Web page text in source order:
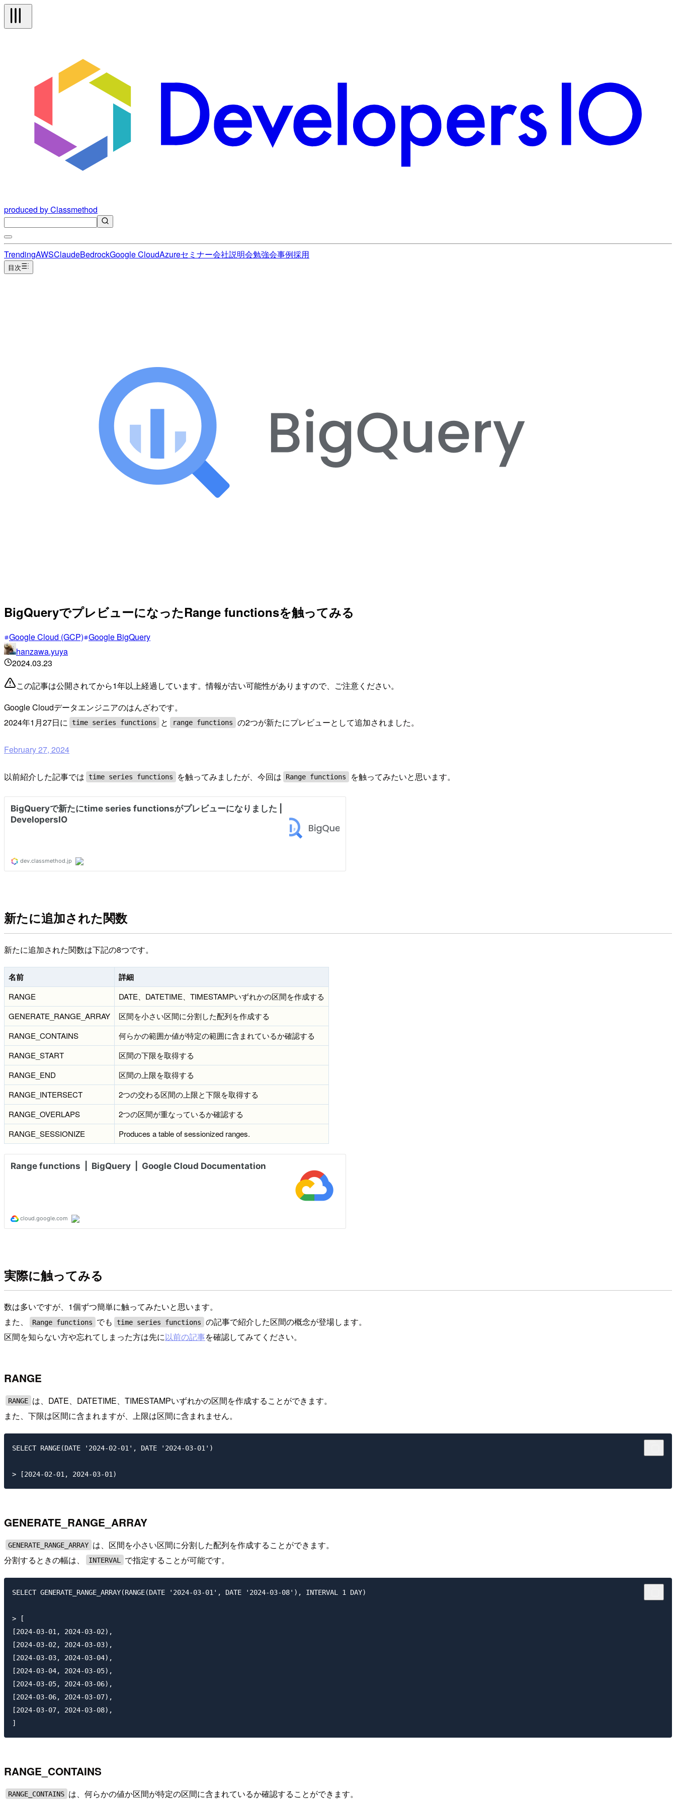
produced by Classmethod
TrendingAWSClaudeBedrockGoogle CloudAzureセミナー会社説明会勉強会事例採用
目次
BigQueryでプレビューになったRange functionsを触ってみる
Google Cloud (GCP) Google BigQuery
hanzawa.yuya
2024.03.23
この記事は公開されてから1年以上経過しています。情報が古い可能性がありますので、ご注意ください。
Google Cloudデータエンジニアのはんざわです。
2024年1月27日に time series functions と range functions の2つが新たにプレビューとして追加されました。
February 27, 2024
以前紹介した記事では time series functions を触ってみましたが、今回は Range functions を触ってみたいと思います。
新たに追加された関数
新たに追加された関数は下記の8つです。
名前 詳細
RANGE
DATE、DATETIME、TIMESTAMPいずれかの区間を作成する
GENERATE_RANGE_ARRAY
区間を小さい区間に分割した配列を作成する
RANGE_CONTAINS
何らかの範囲か値が特定の範囲に含まれているか確認する
RANGE_START
区間の下限を取得する
RANGE_END
区間の上限を取得する
RANGE_INTERSECT
2つの交わる区間の上限と下限を取得する
RANGE_OVERLAPS
2つの区間が重なっているか確認する
RANGE_SESSIONIZE
Produces a table of sessionized ranges.
実際に触ってみる
数は多いですが、1個ずつ簡単に触ってみたいと思います。
また、
Range functions でも time series functions
の記事で紹介した区間の概念が登場します。
区間を知らない方や忘れてしまった方は先に以前の記事を確認してみてください。
RANGE
RANGE は、DATE、DATETIME、TIMESTAMPいずれかの区間を作成することができます。
また、下限は区間に含まれますが、上限は区間に含まれません。
SELECT RANGE(DATE '2024-02-01', DATE '2024-03-01')
GENERATE_RANGE_ARRAY
GENERATE_RANGE_ARRAY は、区間を小さい区間に分割した配列を作成することができます。
分割するときの幅は、
INTERVAL で指定することが可能です。
SELECT GENERATE_RANGE_ARRAY(RANGE(DATE '2024-03-01', DATE '2024-03-08'), INTERVAL 1 DAY)
> [
[2024-03-01, 2024-03-02),
[2024-03-02, 2024-03-03),
[2024-03-03, 2024-03-04),
[2024-03-04, 2024-03-05),
[2024-03-05, 2024-03-06),
[2024-03-06, 2024-03-07),
[2024-03-07, 2024-03-08),
RANGE_CONTAINS
RANGE_CONTAINS は、何らかの値か区間が特定の区間に含まれているか確認することができます。